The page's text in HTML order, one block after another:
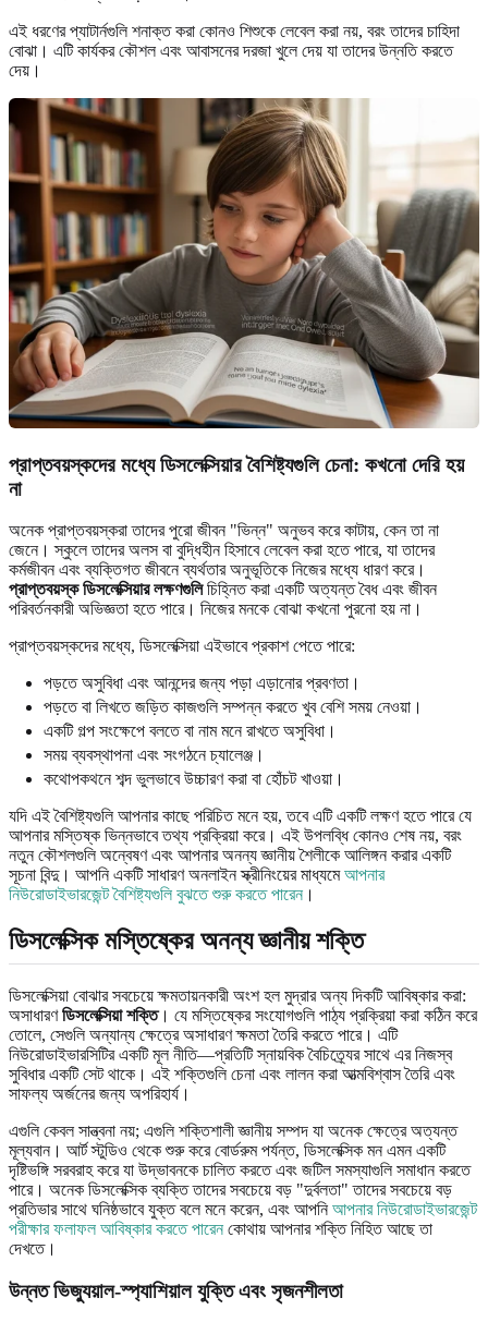
এই ধরণের প্যাটার্নগুলি শনাক্ত করা কোনও শিশুকে লেবেল করা নয়, বরং তাদের চাহিদা
বোঝা। এটি কার্যকর কৌশল এবং আবাসনের দরজা খুলে দেয় যা তাদের উন্নতি করতে
দেয়।
প্রাপ্তবয়স্কদের মধ্যে ডিসলেক্সিয়ার বৈশিষ্ট্যগুলি চেনা: কখনো দেরি হয়
না
অনেক প্রাপ্তবয়স্করা তাদের পুরো জীবন "ভিন্ন" অনুভব করে কাটায়, কেন তা না
জেনে। স্কুলে তাদের অলস বা বুদ্ধিহীন হিসাবে লেবেল করা হতে পারে, যা তাদের
কর্মজীবন এবং ব্যক্তিগত জীবনে ব্যর্থতার অনুভূতিকে নিজের মধ্যে ধারণ করে।
প্রাপ্তবয়স্ক ডিসলেক্সিয়ার লক্ষণগুলিচিহ্নিত করা একটি অত্যন্ত বৈধ এবং জীবন
পরিবর্তনকারী অভিজ্ঞতা হতে পারে। নিজের মনকে বোঝা কখনো পুরনো হয় না।
প্রাপ্তবয়স্কদের মধ্যে, ডিসলেক্সিয়া এইভাবে প্রকাশ পেতে পারে:
পড়তে অসুবিধা এবং আনন্দের জন্য পড়া এড়ানোর প্রবণতা।
পড়তে বা লিখতে জড়িত কাজগুলি সম্পন্ন করতে খুব বেশি সময় নেওয়া।
একটি গল্প সংক্ষেপে বলতে বা নাম মনে রাখতে অসুবিধা।
সময় ব্যবস্থাপনা এবং সংগঠনে চ্যালেঞ্জ।
কথোপকথনে শব্দ ভুলভাবে উচ্চারণ করা বা হোঁচট খাওয়া।
যদি এই বৈশিষ্ট্যগুলি আপনার কাছে পরিচিত মনে হয়, তবে এটি একটি লক্ষণ হতে পারে যে
আপনার মস্তিষ্ক ভিন্নভাবে তথ্য প্রক্রিয়া করে। এই উপলব্ধি কোনও শেষ নয়, বরং
নতুন কৌশলগুলি অন্বেষণ এবং আপনার অনন্য জ্ঞানীয় শৈলীকে আলিঙ্গন করার একটি
সূচনা বিন্দু। আপনি একটি সাধারণ অনলাইন স্ক্রীনিংয়ের মাধ্যমেআপনার
নিউরোডাইভারজেন্ট বৈশিষ্ট্যগুলি বুঝতে শুরু করতে পারেন ।
ডিসলেক্সিক মস্তিষ্কের অনন্য জ্ঞানীয় শক্তি
ডিসলেক্সিয়া বোঝার সবচেয়ে ক্ষমতায়নকারী অংশ হল মুদ্রার অন্য দিকটি আবিষ্কার করা:
অসাধারণডিসলেক্সিয়া শক্তি। যে মস্তিষ্কের সংযোগগুলি পাঠ্য প্রক্রিয়া করা কঠিন করে
তোলে, সেগুলি অন্যান্য ক্ষেত্রে অসাধারণ ক্ষমতা তৈরি করতে পারে। এটি
নিউরোডাইভারসিটির একটি মূল নীতি—প্রতিটি স্নায়বিক বৈচিত্র্যের সাথে এর নিজস্ব
সুবিধার একটি সেট থাকে। এই শক্তিগুলি চেনা এবং লালন করা আত্মবিশ্বাস তৈরি এবং
সাফল্য অর্জনের জন্য অপরিহার্য।
এগুলি কেবল সান্ত্বনা নয়; এগুলি শক্তিশালী জ্ঞানীয় সম্পদ যা অনেক ক্ষেত্রে অত্যন্ত
মূল্যবান। আর্ট স্টুডিও থেকে শুরু করে বোর্ডরুম পর্যন্ত, ডিসলেক্সিক মন এমন একটি
দৃষ্টিভঙ্গি সরবরাহ করে যা উদ্ভাবনকে চালিত করতে এবং জটিল সমস্যাগুলি সমাধান করতে
পারে। অনেক ডিসলেক্সিক ব্যক্তি তাদের সবচেয়ে বড় "দুর্বলতা" তাদের সবচেয়ে বড়
প্রতিভার সাথে ঘনিষ্ঠভাবে যুক্ত বলে মনে করেন, এবং আপনিআপনার নিউরোডাইভারজেন্ট
পরীক্ষার ফলাফল আবিষ্কার করতে পারেন কোথায় আপনার শক্তি নিহিত আছে তা
দেখতে।
উন্নত ভিজ্যুয়াল-স্প্যাশিয়াল যুক্তি এবং সৃজনশীলতা